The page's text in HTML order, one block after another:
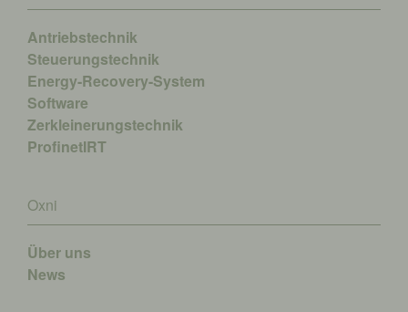
Antriebstechnik
Steuerungstechnik
Energy-Recovery-System
Software
Zerkleinerungstechnik
ProfinetIRT
Oxni
Über uns
News